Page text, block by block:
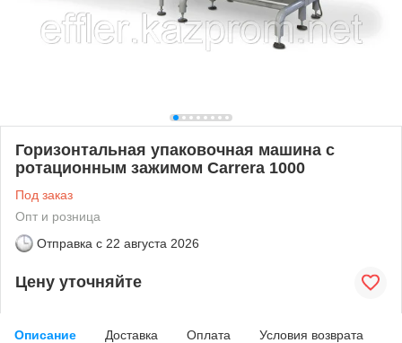
Горизонтальная упаковочная машина с
ротационным зажимом Carrera 1000
Под заказ
Опт и розница
Отправка с 22 августа 2026
Цену уточняйте
Описание Доставка Оплата Условия возврата